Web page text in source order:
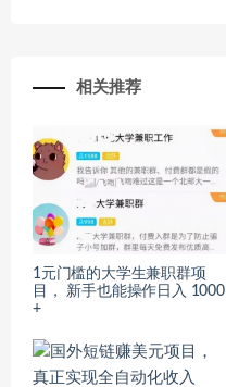
相关推荐
1元门槛的大学生兼职群项
目， 新手也能操作日入 1000
+